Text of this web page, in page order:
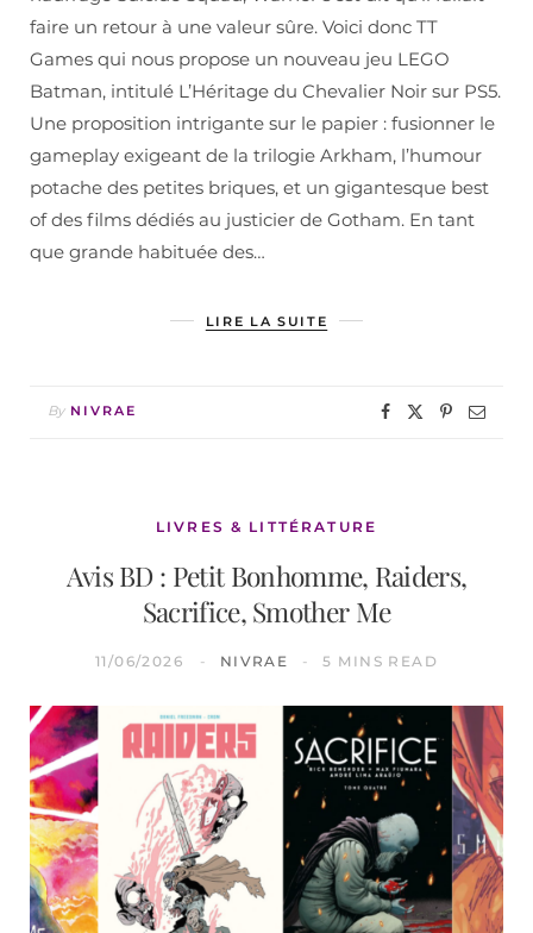
faire un retour à une valeur sûre. Voici donc TT
Games qui nous propose un nouveau jeu LEGO
Batman, intitulé L’Héritage du Chevalier Noir sur PS5.
Une proposition intrigante sur le papier : fusionner le
gameplay exigeant de la trilogie Arkham, l’humour
potache des petites briques, et un gigantesque best
of des films dédiés au justicier de Gotham. En tant
que grande habituée des…
LIRE LA SUITE
By NIVRAE
LIVRES & LITTÉRATURE
Avis BD : Petit Bonhomme, Raiders,
Sacrifice, Smother Me
11/06/2026 NIVRAE 5 MINS READ